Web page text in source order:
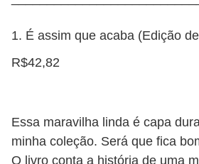
1. É assim que acaba (Edição
R$42,82
Essa maravilha linda é capa
minha coleção. Será que fica
O livro conta a história de uma